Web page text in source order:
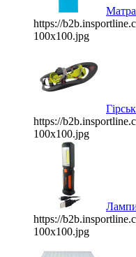
https://
100x100.jpg
https://
100x100.jpg
https://
100x100.jpg